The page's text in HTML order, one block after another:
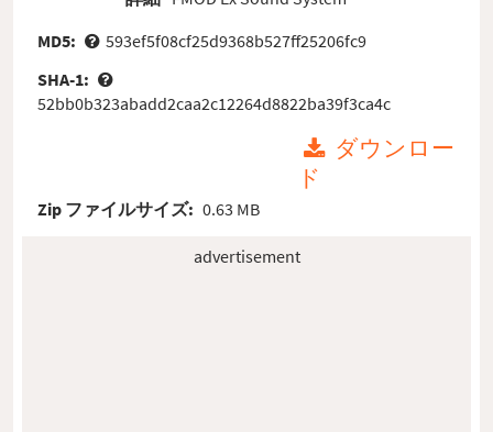
MD5:
593ef5f08cf25d9368b527ff25206fc9
SHA-1:
52bb0b323abadd2caa2c12264d8822ba39f3ca4c
ダウンロー
ド
Zip ファイルサイズ: 0.63 MB
advertisement